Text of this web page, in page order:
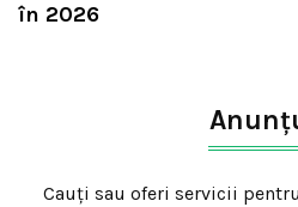
în 2026
Cauți sau oferi servicii